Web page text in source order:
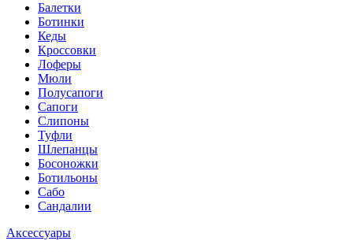
Балетки
Ботинки
Кеды
Кроссовки
Лоферы
Мюли
Полусапоги
Сапоги
Слипоны
Туфли
Шлепанцы
Босоножки
Ботильоны
Сабо
Сандалии
Аксессуары